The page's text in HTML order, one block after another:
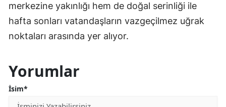
merkezine yakınlığı hem de doğal serinliği ile
hafta sonları vatandaşların vazgeçilmez uğrak
noktaları arasında yer alıyor.
Yorumlar
İsim*